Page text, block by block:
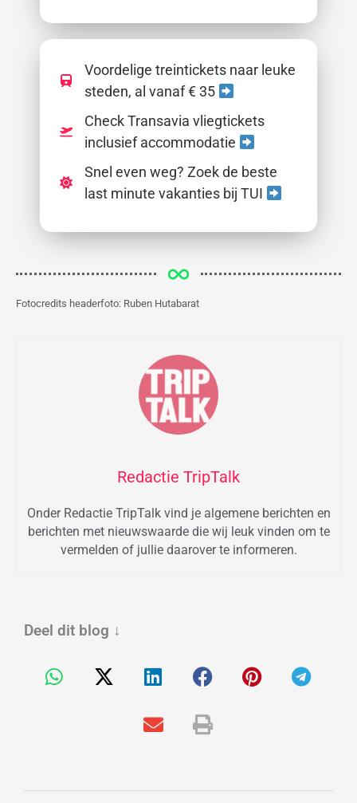
Voordelige treintickets naar leuke
steden, al vanaf € 35
Check Transavia vliegtickets
inclusief accommodatie
Snel even weg? Zoek de beste
last minute vakanties bij TUI
Fotocredits headerfoto: Ruben Hutabarat
Redactie TripTalk
Onder Redactie TripTalk vind je algemene berichten en
berichten met nieuwswaarde die wij leuk vinden om te
vermelden of jullie daarover te informeren.
Deel dit blog ↓